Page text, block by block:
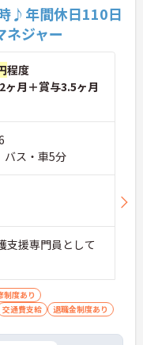
♪年間休日110日
ジャー
程度
月＋賞与3.5ヶ月
バス・車5分
援専門員として
制度あり
交通費支給 退職金制度あり